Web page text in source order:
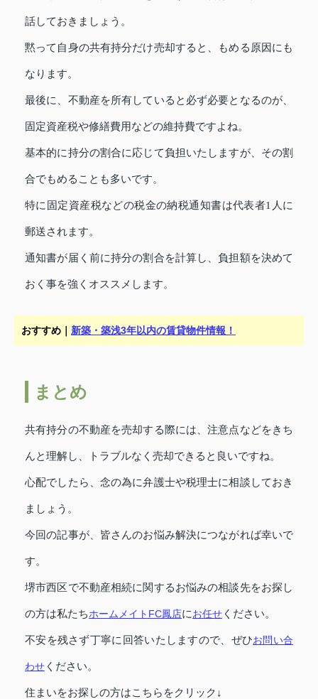
話しておきましょう。
黙って自身の共有持分だけ売却すると、もめる原因にも
なります。
最後に、不動産を所有していると必ず必要となるのが、
固定資産税や修繕費用などの維持費ですよね。
基本的に持分の割合に応じて負担いたしますが、その割
合でもめることも多いです。
特に固定資産税などの税金の納税通知書は代表者1人に
郵送されます。
通知書が届く前に持分の割合を計算し、負担額を決めて
おく事を強くオススメします。
おすすめ｜ 新築・築浅3年以内の賃貸物件情報！
まとめ
共有持分の不動産を売却する際には、注意点などをきち
んと理解し、トラブルなく売却できると良いですね。
心配でしたら、念の為に弁護士や税理士に相談しておき
ましょう。
今回の記事が、皆さんのお悩み解決につながれば幸いで
す。
堺市西区で不動産相続に関するお悩みの相談先をお探し
の方は私たちホームメイトFC鳳店にお任せ ください。
不安を残さず丁寧に回答いたしますので、ぜひお問い合
わせ ください。
住まいをお探しの方はこちらをクリック↓